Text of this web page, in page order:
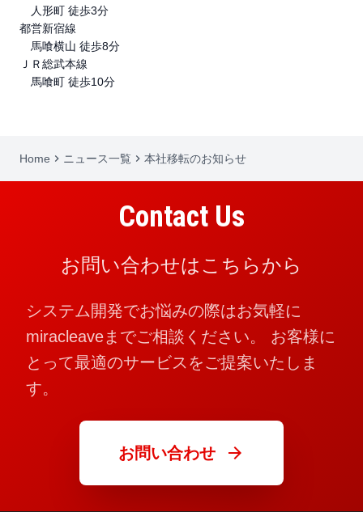
人形町 徒歩3分
都営新宿線
馬喰横山 徒歩8分
ＪＲ総武本線
馬喰町 徒歩10分
Home keyboard_arrow_right ニュース一覧 keyboard_arrow_right 本社移転のお知らせ
Contact Us
お問い合わせはこちらから
システム開発でお悩みの際はお気軽に
miracleaveまでご相談ください。
お客様に
とって最適のサービスをご提案いたしま
す。
お問い合わせ arrow_forward